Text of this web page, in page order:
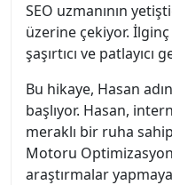
SEO uzmanının
üzerine çekiyor.
şaşırtıcı ve patlayıcı
Bu hikaye, Hasan
başlıyor. Hasan,
meraklı bir ruha
Motoru
araştırmalar